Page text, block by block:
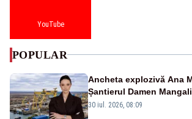
YouTube
POPULAR
Ancheta explozivă Ana
Șantierul Damen
scufundă apărarea
30 iul. 2026, 08:09